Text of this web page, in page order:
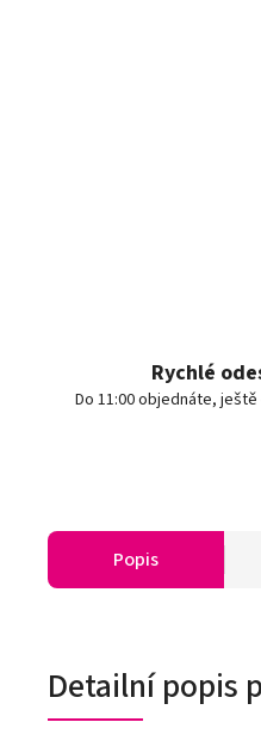
Rychlé
Do 11:00 objednáte,
Popis
Detailní popis